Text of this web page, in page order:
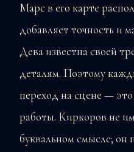
Марс в его карте
добавляет точность и
Дева известна своей
деталям. Поэтому
переход на сцене — это
работы. Киркоров не
буквальном смысле; он